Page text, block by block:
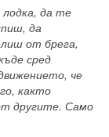
лодка, да те
да
от брега,
сред
че
както
другите. Само